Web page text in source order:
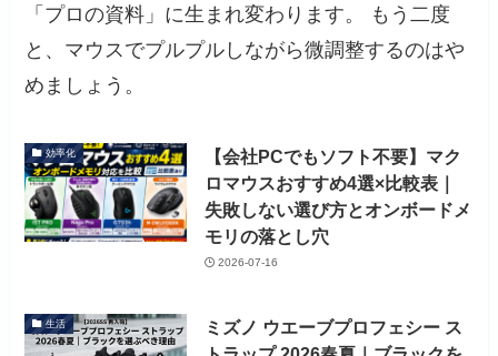
「プロの資料」に生まれ変わります。 もう二度
と、マウスでプルプルしながら微調整するのはや
めましょう。
効率化
【会社PCでもソフト不要】マク
ロマウスおすすめ4選×比較表｜
失敗しない選び方とオンボードメ
モリの落とし穴
2026-07-16
生活
ミズノ ウエーブプロフェシー ス